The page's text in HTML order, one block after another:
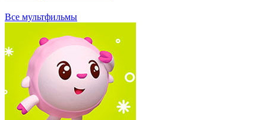
Все мультфильмы